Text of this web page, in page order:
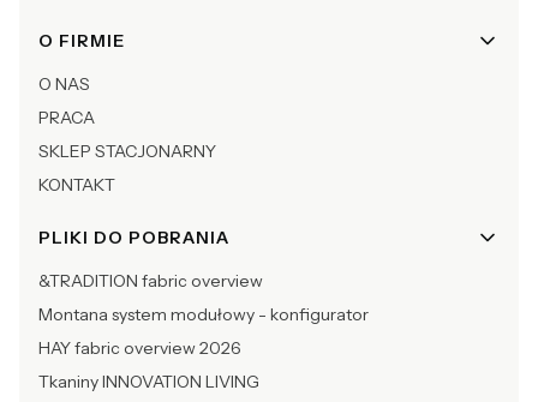
O FIRMIE
O NAS
PRACA
SKLEP STACJONARNY
KONTAKT
PLIKI DO POBRANIA
&TRADITION fabric overview
Montana system modułowy - konfigurator
HAY fabric overview 2026
Tkaniny INNOVATION LIVING